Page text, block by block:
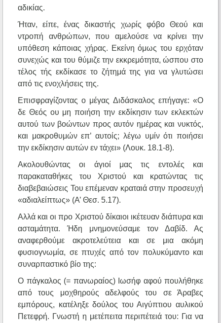
αδικίας.
Ήταν, είπε, ένας δικαστής χωρίς φόβο Θεού και
ντροπή ανθρώπων, που αμελούσε να κρίνει την
υπόθεση κάποιας χήρας. Εκείνη όμως του ερχόταν
συνεχώς και του θύμιζε την εκκρεμότητα, ώσπου στο
τέλος τής εκδίκασε το ζήτημά της για να γλυτώσει
από τις ενοχλήσεις της.
Επισφραγίζοντας ο μέγας Διδάσκαλος επήγαγε: «Ο
δε Θεός ου μη ποιήση την εκδίκησιν των εκλεκτών
αυτού των βοώντων προς αυτόν ημέρας και νυκτός,
και μακροθυμών επ’ αυτοίς; λέγω υμίν ότι ποιήσει
την εκδίκησιν αυτών εν τάχει» (Λουκ. 18.1-8).
Ακολουθώντας οι άγιοί μας τις εντολές και
παρακαταθήκες του Χριστού και κρατώντας τις
διαβεβαιώσεις Του επέμεναν κραταιά στην προσευχή
«αδιαλείπτως» (Α’ Θεσ. 5.17).
Αλλά και οι προ Χριστού δίκαιοι ικέτευαν διάπυρα και
ασταμάτητα. Ήδη μνημονεύσαμε τον Δαβίδ. Ας
αναφερθούμε ακροτελεύτεια και σε μια ακόμη
φυσιογνωμία, σε πτυχές από τον πολυκύμαντο και
συναρπαστικό βίο της:
Ο πάγκαλος (= πανωραίος) Ιωσήφ αφού πουλήθηκε
από τους μοχθηρούς αδελφούς του σε Άραβες
εμπόρους, κατέληξε δούλος του Αιγύπτιου αυλικού
Πετεφρή. Γνωστή η μετέπειτα περιπέτειά του: Για να